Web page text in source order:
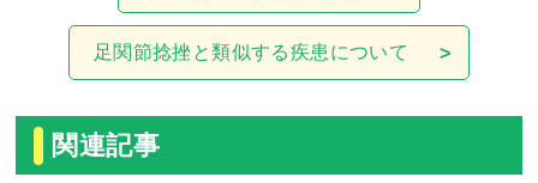
足関節捻挫と類似する疾患について
関連記事